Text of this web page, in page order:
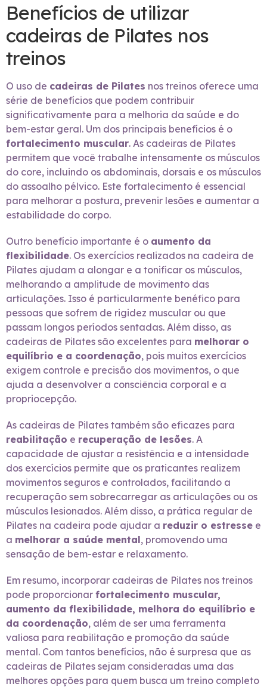
Benefícios de utilizar
cadeiras de Pilates nos
treinos
O uso de cadeiras de Pilates nos treinos oferece uma
série de benefícios que podem contribuir
significativamente para a melhoria da saúde e do
bem-estar geral. Um dos principais benefícios é o
fortalecimento muscular. As cadeiras de Pilates
permitem que você trabalhe intensamente os músculos
do core, incluindo os abdominais, dorsais e os músculos
do assoalho pélvico. Este fortalecimento é essencial
para melhorar a postura, prevenir lesões e aumentar a
estabilidade do corpo.
Outro benefício importante é o aumento da
flexibilidade. Os exercícios realizados na cadeira de
Pilates ajudam a alongar e a tonificar os músculos,
melhorando a amplitude de movimento das
articulações. Isso é particularmente benéfico para
pessoas que sofrem de rigidez muscular ou que
passam longos períodos sentadas. Além disso, as
cadeiras de Pilates são excelentes para melhorar o
equilíbrio e a coordenação, pois muitos exercícios
exigem controle e precisão dos movimentos, o que
ajuda a desenvolver a consciência corporal e a
propriocepção.
As cadeiras de Pilates também são eficazes para
reabilitação e recuperação de lesões. A
capacidade de ajustar a resistência e a intensidade
dos exercícios permite que os praticantes realizem
movimentos seguros e controlados, facilitando a
recuperação sem sobrecarregar as articulações ou os
músculos lesionados. Além disso, a prática regular de
Pilates na cadeira pode ajudar a reduzir o estresse e
a melhorar a saúde mental, promovendo uma
sensação de bem-estar e relaxamento.
Em resumo, incorporar cadeiras de Pilates nos treinos
pode proporcionar fortalecimento muscular,
aumento da flexibilidade, melhora do equilíbrio e
da coordenação, além de ser uma ferramenta
valiosa para reabilitação e promoção da saúde
mental. Com tantos benefícios, não é surpresa que as
cadeiras de Pilates sejam consideradas uma das
melhores opções para quem busca um treino completo